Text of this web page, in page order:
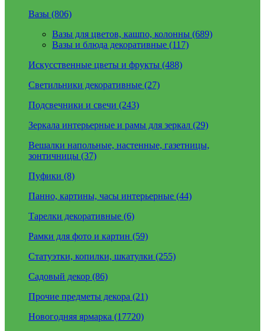
Вазы (806)
Вазы для цветов, кашпо, колонны (689)
Вазы и блюда декоративные (117)
Искусственные цветы и фрукты (488)
Светильники декоративные (27)
Подсвечники и свечи (243)
Зеркала интерьерные и рамы для зеркал (29)
Вешалки напольные, настенные, газетницы,
зонтичницы (37)
Пуфики (8)
Панно, картины, часы интерьерные (44)
Тарелки декоративные (6)
Рамки для фото и картин (59)
Статуэтки, копилки, шкатулки (255)
Садовый декор (86)
Прочие предметы декора (21)
Новогодняя ярмарка (17720)